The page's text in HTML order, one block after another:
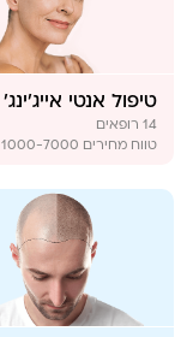
טיפול אנטי אייג'ינג'
14 רופאים
טווח מחירים 1000-7000 ₪